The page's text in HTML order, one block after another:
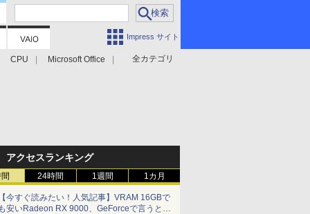
Impress サイト
全カテゴリ
CPU Microsoft Office
アクセスランキング
24時間 1週間 1カ月
今すぐ読みたい！人気記事】VRAM 16GBで
安いRadeon RX 9000、GeForceで言うとど